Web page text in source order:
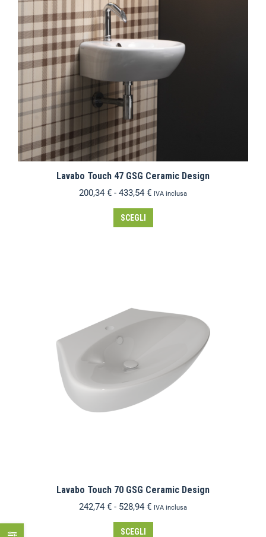
Lavabo Touch 47 GSG Ceramic Design
200,34 € - 433,54 € IVA inclusa
SCEGLI
Lavabo Touch 70 GSG Ceramic Design
242,74 € - 528,94 € IVA inclusa
SCEGLI